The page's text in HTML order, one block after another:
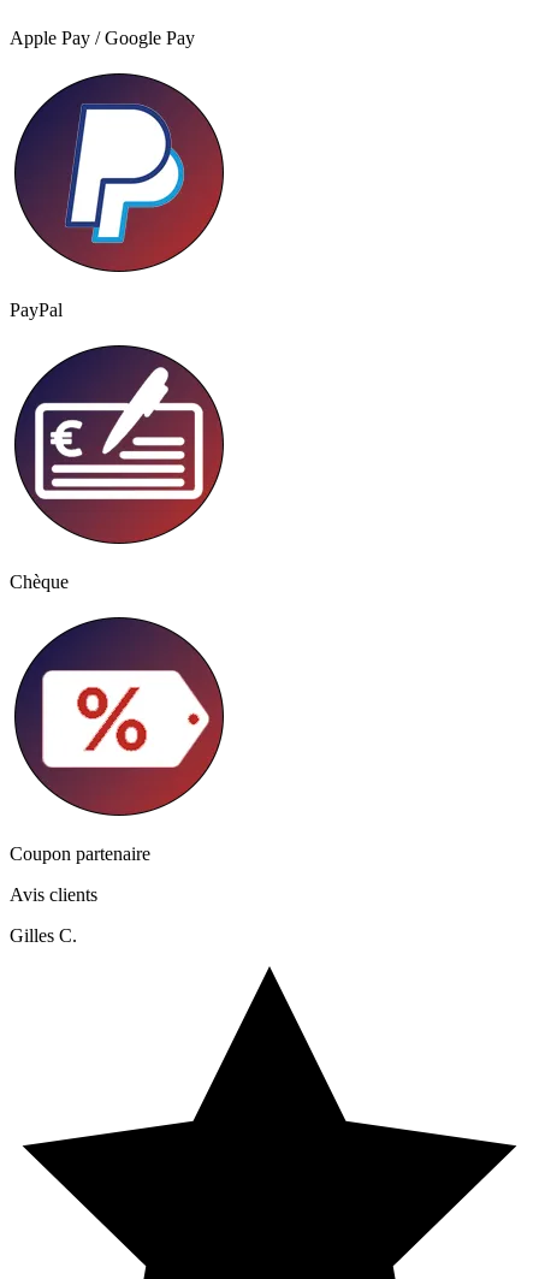
Apple Pay / Google Pay
PayPal
Chèque
Coupon partenaire
Avis clients
Gilles C.